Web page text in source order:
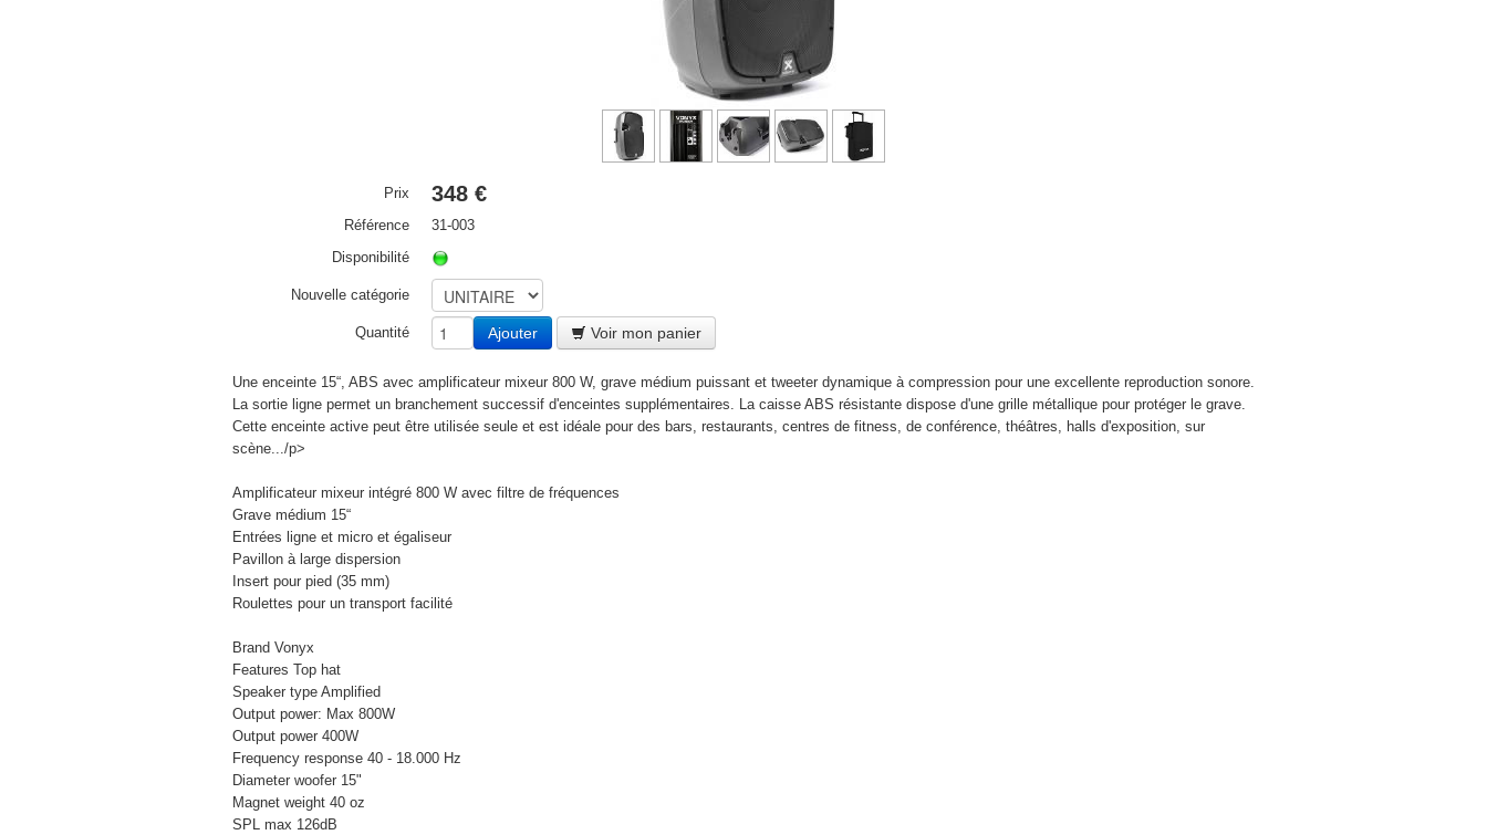
Prix 348 €
Référence
31-003
Disponibilité
Nouvelle catégorie
Quantité Ajouter Voir mon panier
Une enceinte 15“, ABS avec amplificateur mixeur 800 W, grave médium puissant et tweeter dynamique à compression pour une excellente reproduction sonore.
La sortie ligne permet un branchement successif d'enceintes supplémentaires. La caisse ABS résistante dispose d'une grille métallique pour protéger le grave.
Cette enceinte active peut être utilisée seule et est idéale pour des bars, restaurants, centres de fitness, de conférence, théâtres, halls d'exposition, sur
scène.../p>
Amplificateur mixeur intégré 800 W avec filtre de fréquences
Grave médium 15“
Entrées ligne et micro et égaliseur
Pavillon à large dispersion
Insert pour pied (35 mm)
Roulettes pour un transport facilité
Brand Vonyx
Features Top hat
Speaker type Amplified
Output power: Max 800W
Output power 400W
Frequency response 40 - 18.000 Hz
Diameter woofer 15"
Magnet weight 40 oz
SPL max 126dB